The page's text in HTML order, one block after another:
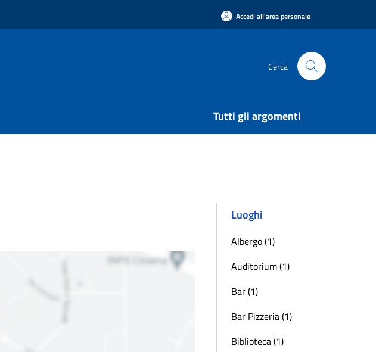
Accedi all'area personale
Cerca
Tutti gli argomenti
Luoghi
Albergo (1)
Auditorium (1)
Bar (1)
Bar Pizzeria (1)
Biblioteca (1)